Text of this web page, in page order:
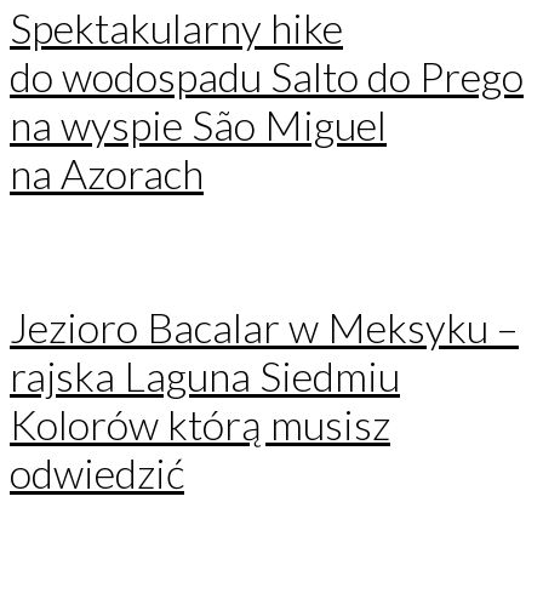
Spektakularny hike
do wodospadu Salto do Prego
na wyspie São Miguel
na Azorach
Jezioro Bacalar w Meksyku –
rajska Laguna Siedmiu
Kolorów którą musisz
odwiedzić